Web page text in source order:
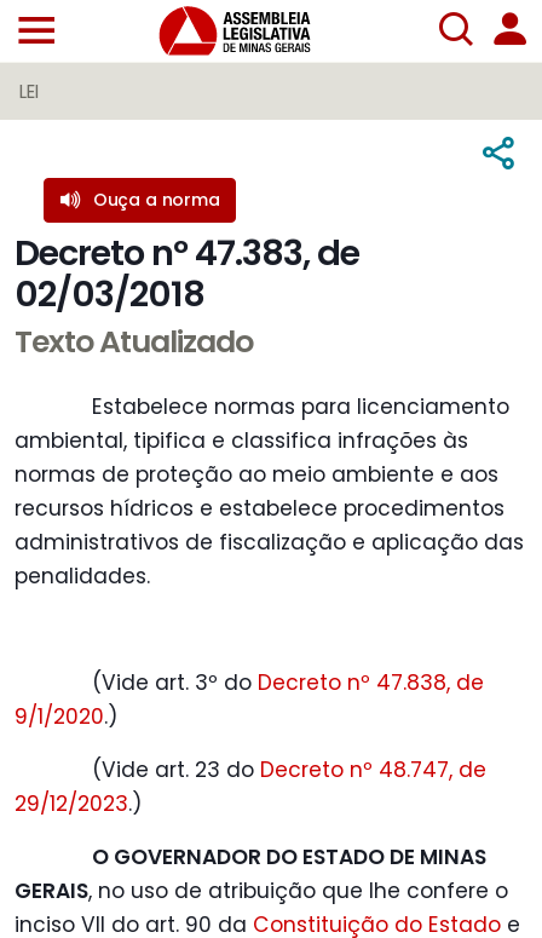
LEI
Decreto nº 47.383, de
02/03/2018
Ouça a norma
Texto Atualizado
Estabelece normas para licenciamento
ambiental, tipifica e classifica infrações às
normas de proteção ao meio ambiente e aos
recursos hídricos e estabelece procedimentos
administrativos de fiscalização e aplicação das
penalidades.
(Vide art. 3º do Decreto nº 47.838, de
9/1/2020.)
(Vide art. 23 do Decreto nº 48.747, de
29/12/2023.)
O GOVERNADOR DO ESTADO DE MINAS
GERAIS, no uso de atribuição que lhe confere o
inciso VII do art. 90 da Constituição do Estado e